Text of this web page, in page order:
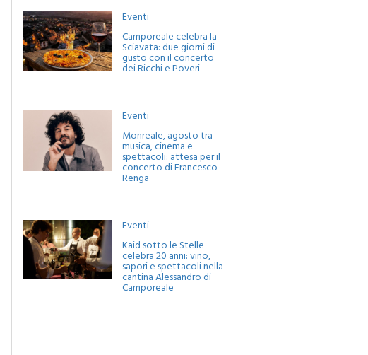
Eventi
Camporeale celebra la
Sciavata: due giorni di
gusto con il concerto
dei Ricchi e Poveri
Eventi
Monreale, agosto tra
musica, cinema e
spettacoli: attesa per il
concerto di Francesco
Renga
Eventi
Kaid sotto le Stelle
celebra 20 anni: vino,
sapori e spettacoli nella
cantina Alessandro di
Camporeale